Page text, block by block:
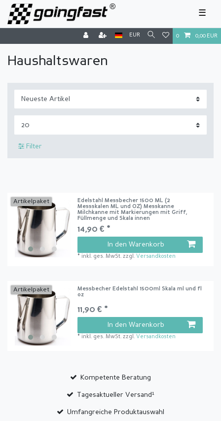
☰
EUR 0 0,00 EUR
Haushaltswaren
Filter
Artikelpaket
Edelstahl Messbecher 1500 ML (2
Messskalen ML und OZ) Messkanne
Milchkanne mit Markierungen mit Griff,
Füllmenge und Skala innen
14,90 € *
In den Warenkorb
* inkl. ges. MwSt. zzgl. Versandkosten
Artikelpaket
Messbecher Edelstahl 1500ml Skala ml und fl
oz
11,90 € *
In den Warenkorb
* inkl. ges. MwSt. zzgl. Versandkosten
Kompetente Beratung
Tagesaktueller Versand¹
Umfangreiche Produktauswahl